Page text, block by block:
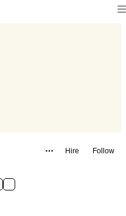
Hire Follow